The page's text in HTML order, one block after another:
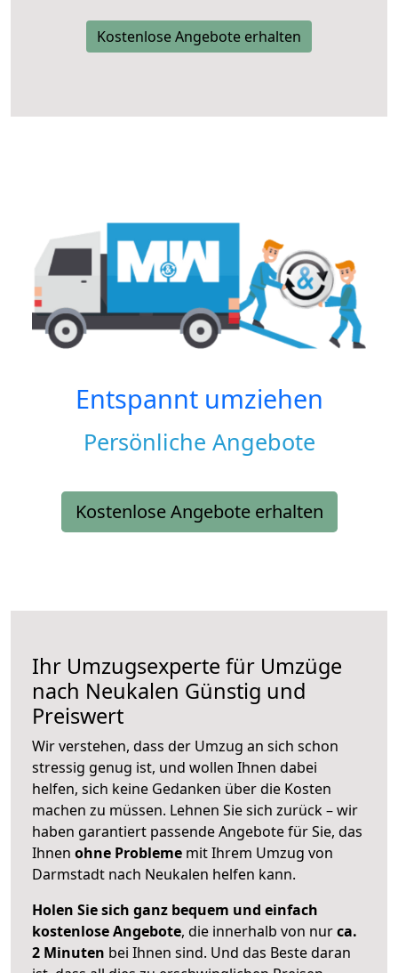
Kostenlose Angebote erhalten
Entspannt umziehen
Persönliche Angebote
Kostenlose Angebote erhalten
Ihr Umzugsexperte für Umzüge
nach Neukalen Günstig und
Preiswert
Wir verstehen, dass der Umzug an sich schon
stressig genug ist, und wollen Ihnen dabei
helfen, sich keine Gedanken über die Kosten
machen zu müssen. Lehnen Sie sich zurück – wir
haben garantiert passende Angebote für Sie, das
Ihnen ohne Probleme mit Ihrem Umzug von
Darmstadt nach Neukalen helfen kann.
Holen Sie sich ganz bequem und einfach
kostenlose Angebote, die innerhalb von nurca.
2 Minuten bei Ihnen sind. Und das Beste daran